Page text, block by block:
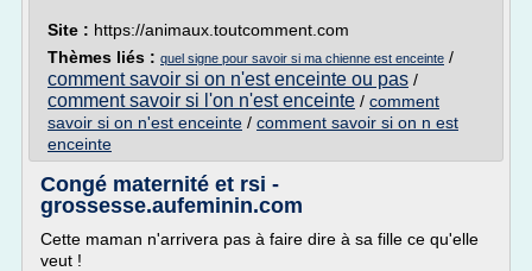
Site : https://animaux.toutcomment.com
Thèmes liés : quel signe pour savoir si ma chienne est enceinte /
comment savoir si on n'est enceinte ou pas /
comment savoir si l'on n'est enceinte / comment
savoir si on n'est enceinte / comment savoir si on n est
enceinte
Congé maternité et rsi -
grossesse.aufeminin.com
Cette maman n'arrivera pas à faire dire à sa fille ce qu'elle
veut !